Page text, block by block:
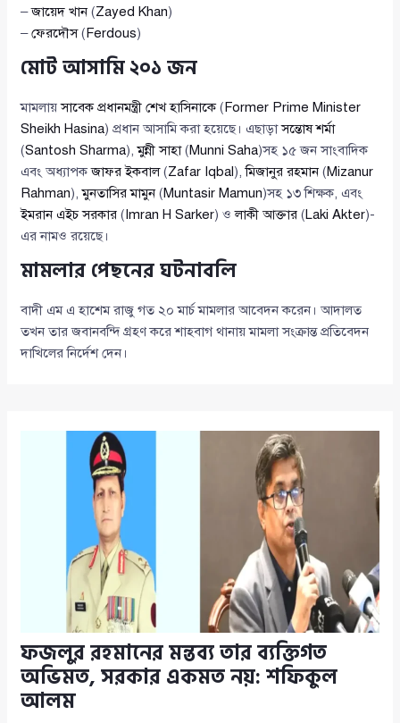
–জায়েদ খান(Zayed Khan)
–ফেরদৌস( Ferdous)
মোট আসামি ২০১ জন
মামলায়সাবেক প্রধানমন্ত্রী শেখ হাসিনাকে( Former Prime Minister
Sheikh Hasina) প্রধান আসামি করা হয়েছে। এছাড়াসন্তোষ শর্মা
(Santosh Sharma),মুন্নী সাহা(Munni Saha)সহ ১৫ জন সাংবাদিক
এবং অধ্যাপকজাফর ইকবাল(Zafar Iqbal ),মিজানুর রহমান(Mizanur
Rahman),মুনতাসির মামুন(Muntasir Mamun)সহ ১৩ শিক্ষক, এবং
ইমরান এইচ সরকার ( Imran H Sarker) ওলাকী আক্তার (Laki Akter)-
এর নামও রয়েছে।
মামলার পেছনের ঘটনাবলি
বাদী এম এ হাশেম রাজু গত ২০ মার্চ মামলার আবেদন করেন। আদালত
তখন তার জবানবন্দি গ্রহণ করে শাহবাগ থানায় মামলা সংক্রান্ত প্রতিবেদন
দাখিলের নির্দেশ দেন।
ফজলুর রহমানের মন্তব্য তার ব্যক্তিগত
অভিমত, সরকার একমত নয়: শফিকুল
আলম